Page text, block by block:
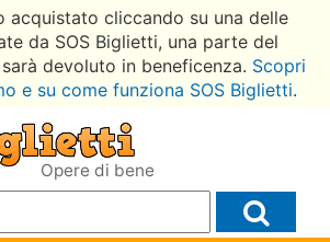
acquistato cliccando su una delle
da SOS Biglietti, una parte del
devoluto in beneficenza. Scopri
e su come funziona SOS Biglietti.
Opere di bene